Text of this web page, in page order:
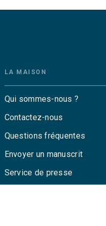
LA MAISON
Qui sommes-nous ?
Contactez-nous
Questions fréquentes
Envoyer un manuscrit
Service de presse